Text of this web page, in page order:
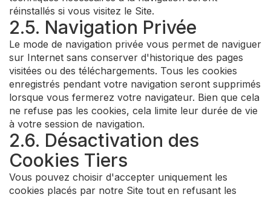
réinstallés si vous visitez le Site.
2.5. Navigation Privée
Le mode de navigation privée vous permet de naviguer
sur Internet sans conserver d'historique des pages
visitées ou des téléchargements. Tous les cookies
enregistrés pendant votre navigation seront supprimés
lorsque vous fermerez votre navigateur. Bien que cela
ne refuse pas les cookies, cela limite leur durée de vie
à votre session de navigation.
2.6. Désactivation des
Cookies Tiers
Vous pouvez choisir d'accepter uniquement les
cookies placés par notre Site tout en refusant les